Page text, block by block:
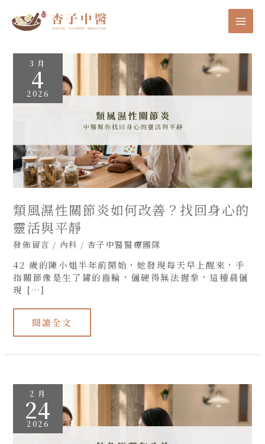
3 月
4
2026
類風濕性關節炎如何改善？找回身心的
靈活與平靜
發佈留言 / 內科 / 杏子中醫醫療團隊
42 歲的陳小姐半年前開始，她發現每天早上醒來，手
指關節像是生了鏽的齒輪，僵硬得無法握拳，這種晨僵
現 […]
類
風
濕
性
關
節
炎
找
回
身
心
的
靈
與
平
靜
閱讀全文
2 月
24
2026
針
灸
原
理
和
功
效